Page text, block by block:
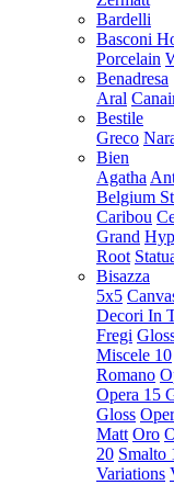
Bardelli
Basconi
Porcelain
Benadresa
Aral
Bestile
Greco
Bien
Agatha
Belgium
Caribou
Grand
Root
Bisazza
5x5
Decori In
Fregi
Miscele 10
Romano
Opera 15
Gloss
Matt Oro
20 Smalto
Variations